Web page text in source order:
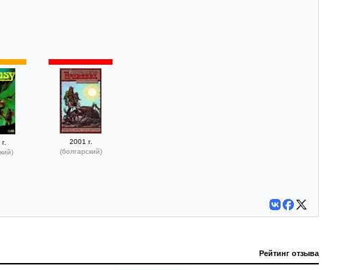
2001 г.
(болгарский)
Рейтинг отзыва